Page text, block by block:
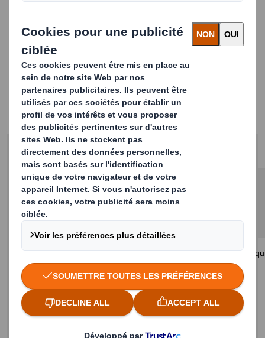
Formulaire Parfums et
cosmétiques
Formulaire Parfums et cosmétiques
Adresse :
DS Smith Packaging France
Tour Initiale
1 Terrasse Bellini
92800 Puteaux
France
Formulaire de contact
Remplissez le formulaire ci-dessous et un membre de notre
contactera sous peu.
Merci !
Prénom